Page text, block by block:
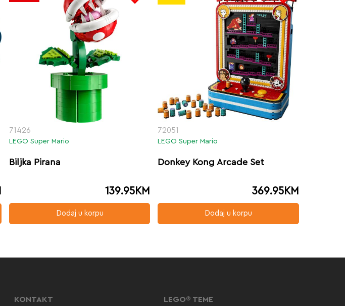
71426
LEGO Super Mario
Biljka Pirana
139.95KM
Dodaj u korpu
72051
LEGO Super Mario
Donkey Kong Arcade Set
369.95KM
Dodaj u korpu
KONTAKT LEGO® TEME